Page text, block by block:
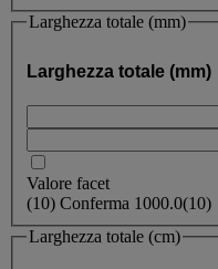
Larghezza totale (mm)
Larghezza totale (mm)
Valore facet
(10) Conferma 1000.0(10)
Larghezza totale (cm)